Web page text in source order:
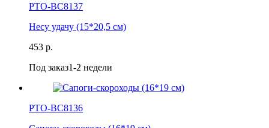
РТО-ВС8137
Несу удачу (15*20,5 см)
453 р.
Под заказ1-2 недели
РТО-ВС8136